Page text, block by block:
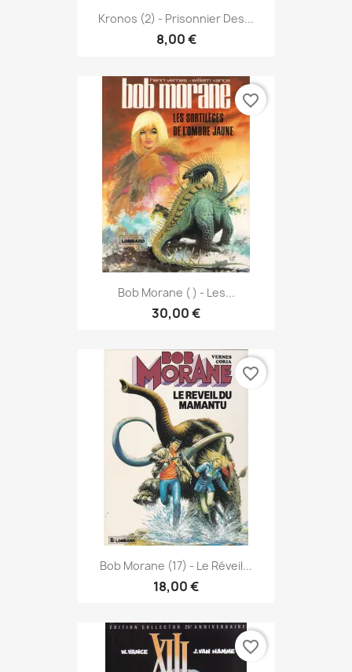
Kronos (2) - Prisonnier Des...
8,00 €
Bob Morane ( ) - Les...
30,00 €
favorite_border
Bob Morane (17) - Le Réveil...
18,00 €
favorite_border
favorite_border